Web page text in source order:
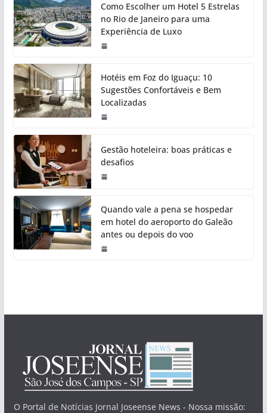
Como Escolher um Hotel 5 Estrelas
no Rio de Janeiro para uma
Experiência de Luxo
Hotéis em Foz do Iguaçu: 10
Sugestões Confortáveis e Bem
Localizadas
Gestão hoteleira: boas práticas e
desafios
Quando vale a pena se hospedar
em hotel do aeroporto do Galeão
antes ou depois do voo
O Portal de Notícias Jornal Joseense News - Nossa missão: